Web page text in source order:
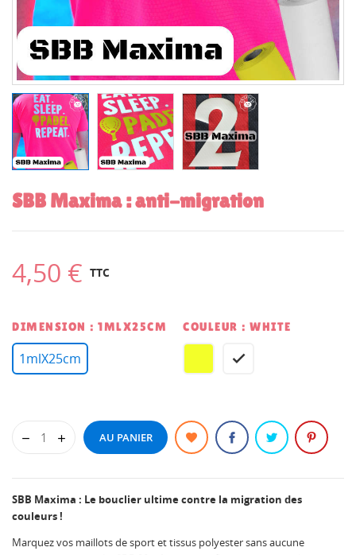
SBB Maxima : anti-migration
4,50 € TTC
DIMENSION : 1MLX25CM
1mlX25cm
COULEUR : WHITE
LEMON
AU PANIER
SBB Maxima : Le bouclier ultime contre la migration des
couleurs !
Marquez vos maillots de sport et tissus polyester sans aucune